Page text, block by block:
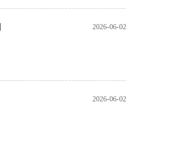
2026-06-02
2026-06-02